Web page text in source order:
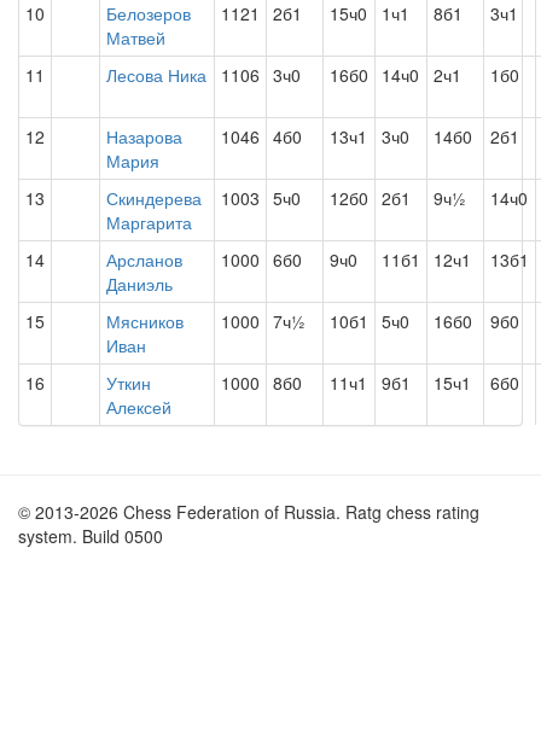
10
Белозеров
Матвей
1121 2б1 15ч0 1ч1 8б1 3ч1
11 Лесова Ника 1106 3ч0 16б0 14ч0 2ч1 1б0
12
Назарова
Мария
1046 4б0 13ч1 3ч0 14б0 2б1
13
Скиндерева
Маргарита
1003 5ч0 12б0 2б1 9ч½ 14ч0
14
Арсланов
Даниэль
1000 6б0 9ч0 11б1 12ч1 13б1
15
Мясников
Иван
1000 7ч½ 10б1 5ч0 16б0 9б0
16
Уткин
Алексей
1000 8б0 11ч1 9б1 15ч1 6б0
© 2013-2026 Chess Federation of Russia. Ratg chess rating
system. Build 0500